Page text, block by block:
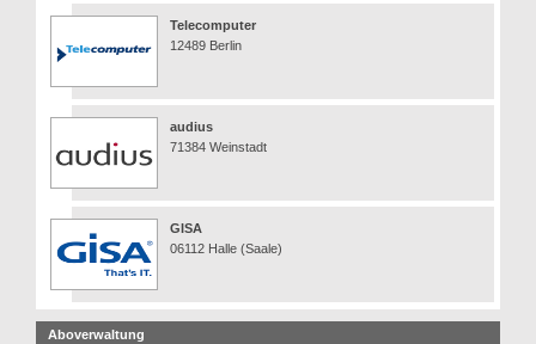
Telecomputer
12489 Berlin
audius
71384 Weinstadt
GISA
06112 Halle (Saale)
Aboverwaltung